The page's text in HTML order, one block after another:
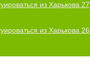
из Харькова 27
из Харькова 26